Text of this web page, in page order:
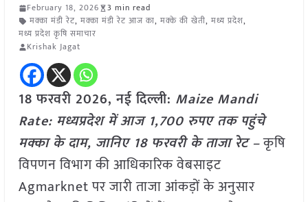
February 18, 2026
3 min read
मक्का मंडी रेट, मक्का मंडी रेट आज का, मक्के की खेती, मध्य प्रदेश,
मध्य प्रदेश कृषि समाचार
Krishak Jagat
18 फरवरी 2026, नई दिल्ली: Maize Mandi
Rate: मध्यप्रदेश में आज 1,700 रुपए तक पहुंचे
मक्का के दाम, जानिए 18 फरवरी के ताजा रेट –कृषि
विपणन विभाग की आधिकारिक वेबसाइट
Agmarknet पर जारी ताजा आंकड़ों के अनुसार